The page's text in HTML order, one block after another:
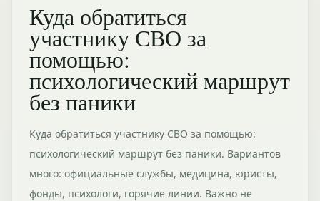
Куда обратиться
участнику СВО за
помощью:
психологический маршрут
без паники
Куда обратиться участнику СВО за помощью:
психологический маршрут без паники. Вариантов
много: официальные службы, медицина, юристы,
фонды, психологи, горячие линии. Важно не